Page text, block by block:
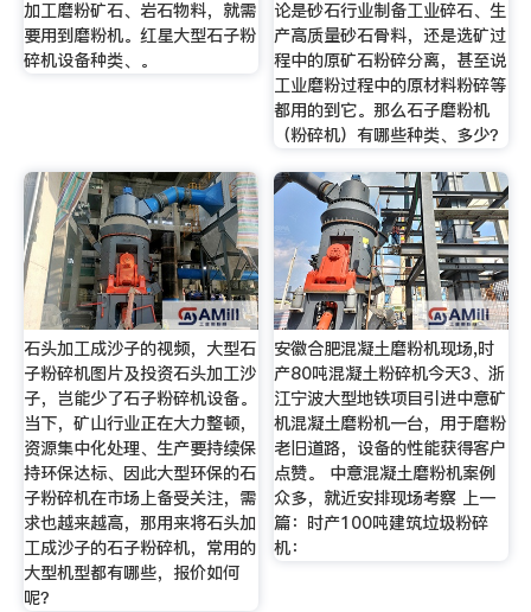
加工磨粉矿石、岩石物料，就需
要用到磨粉机。红星大型石子粉
碎机设备种类、。
论是砂石行业制备工业碎石、生
产高质量砂石骨料，还是选矿过
程中的原矿石粉碎分离，甚至说
工业磨粉过程中的原材料粉碎等
都用的到它。那么石子磨粉机
（粉碎机）有哪些种类、多少？
石头加工成沙子的视频，大型石
子粉碎机图片及投资石头加工沙
子，岂能少了石子粉碎机设备。
当下，矿山行业正在大力整顿，
资源集中化处理、生产要持续保
持环保达标、因此大型环保的石
子粉碎机在市场上备受关注，需
求也越来越高，那用来将石头加
工成沙子的石子粉碎机，常用的
大型机型都有哪些，报价如何
呢？
安徽合肥混凝土磨粉机现场,时
产80吨混凝土粉碎机今天3、浙
江宁波大型地铁项目引进中意矿
机混凝土磨粉机一台，用于磨粉
老旧道路，设备的性能获得客户
点赞。 中意混凝土磨粉机案例
众多，就近安排现场考察 上一
篇：时产100吨建筑垃圾粉碎
机：